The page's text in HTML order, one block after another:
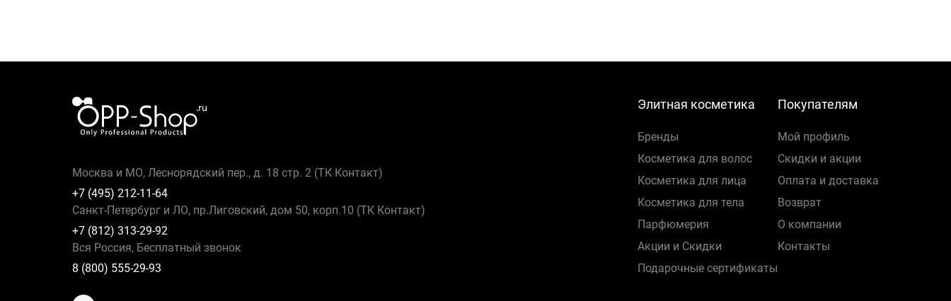
Москва и МО, Леснорядский пер., д. 18 стр. 2 (ТК Контакт)
+7 (495) 212-11-64
Санкт-Петербург и ЛО, пр.Лиговский, дом 50, корп.10 (ТК Контакт)
+7 (812) 313-29-92
Вся Россия, Бесплатный звонок
8 (800) 555-29-93
Элитная косметика
Бренды
Косметика для волос
Косметика для лица
Косметика для тела
Парфюмерия
Акции и Скидки
Подарочные сертификаты
Покупателям
Мой профиль
Скидки и акции
Оплата и доставка
Возврат
О компании
Контакты